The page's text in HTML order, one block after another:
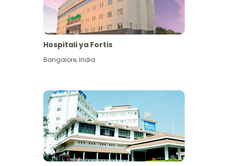
Hospitali ya Fortis
Bangalore,India